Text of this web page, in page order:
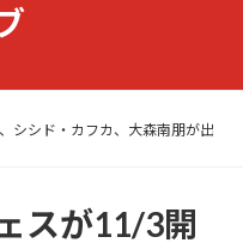
シシド・カフカ、大森南朋が出
スが11/3開